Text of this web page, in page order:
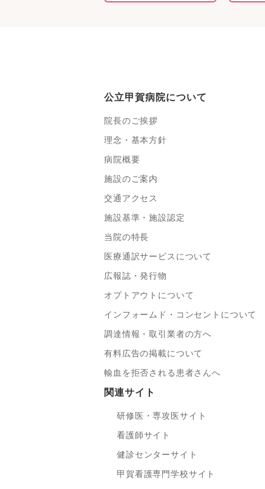
公立甲賀病院について
院長のご挨拶
理念・基本方針
病院概要
施設のご案内
交通アクセス
施設基準・施設認定
当院の特長
医療通訳サービスについて
広報誌・発行物
オプトアウトについて
インフォームド・コンセントについて
調達情報・取引業者の方へ
有料広告の掲載について
輸血を拒否される患者さんへ
関連サイト
研修医・専攻医サイト
看護師サイト
健診センターサイト
甲賀看護専門学校サイト